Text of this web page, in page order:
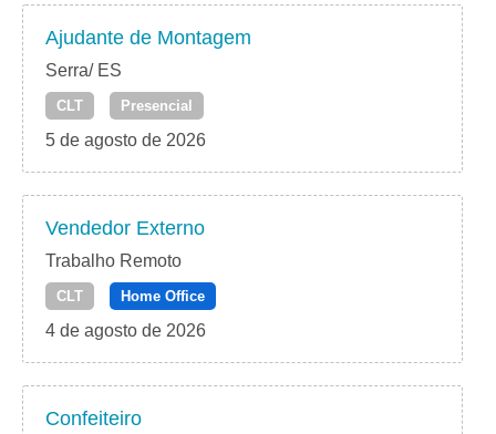
Ajudante de Montagem
Serra/ ES
CLT Presencial
5 de agosto de 2026
Vendedor Externo
Trabalho Remoto
CLT Home Office
4 de agosto de 2026
Confeiteiro